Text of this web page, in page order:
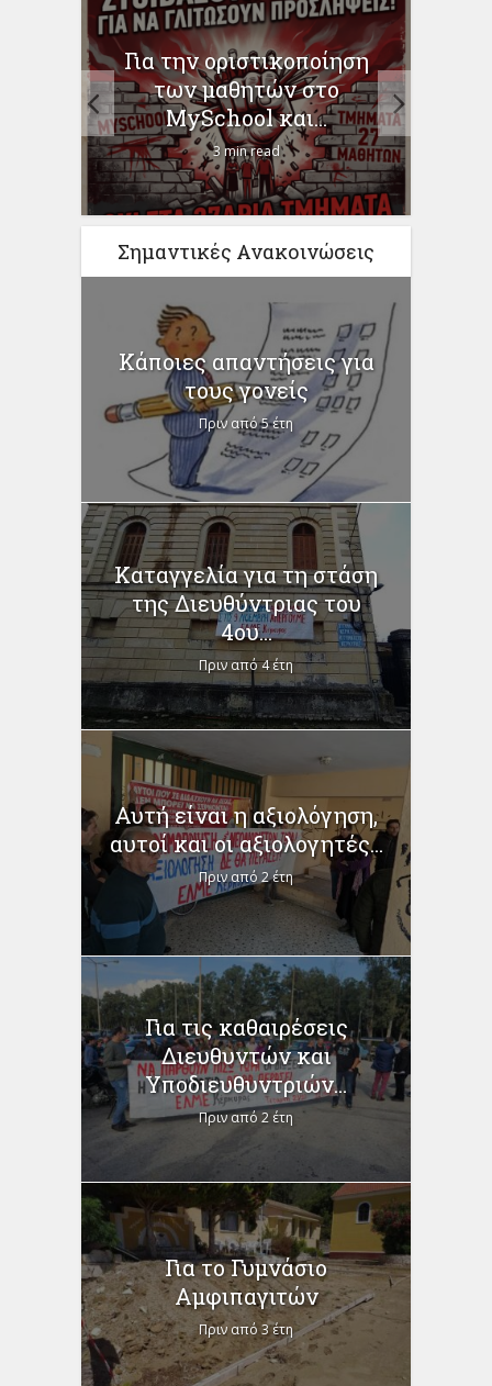
Για την οριστικοποίηση
των μαθητών στο
MySchool και...
3 min read
Σημαντικές Ανακοινώσεις
Κάποιες απαντήσεις για
τους γονείς
Πριν από 5 έτη
Καταγγελία για τη στάση
της Διευθύντριας του
4ου...
Πριν από 4 έτη
Αυτή είναι η αξιολόγηση,
αυτοί και οι αξιολογητές...
Πριν από 2 έτη
Για τις καθαιρέσεις
Διευθυντών και
Υποδιευθυντριών...
Πριν από 2 έτη
Για το Γυμνάσιο
Αμφιπαγιτών
Πριν από 3 έτη